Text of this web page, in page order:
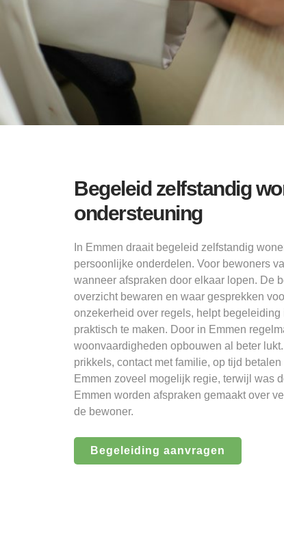
Begeleid zelfstandig
ondersteuning
In Emmen draait begeleid zelfstandig
persoonlijke onderdelen. Voor bewoners
wanneer afspraken door elkaar lopen. De
overzicht bewaren en waar gesprekken
onzekerheid over regels, helpt
praktisch te maken. Door in Emmen
woonvaardigheden opbouwen al beter
prikkels, contact met familie, op tijd
Emmen zoveel mogelijk regie, terwijl was
Emmen worden afspraken gemaakt over
de bewoner.
Begeleiding aanvragen